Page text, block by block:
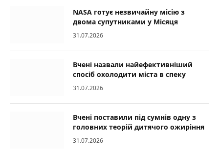
NASA готує незвичайну місію з
двома супутниками у Місяця
31.07.2026
Вчені назвали найефективніший
спосіб охолодити міста в спеку
31.07.2026
Вчені поставили під сумнів одну з
головних теорій дитячого ожиріння
31.07.2026